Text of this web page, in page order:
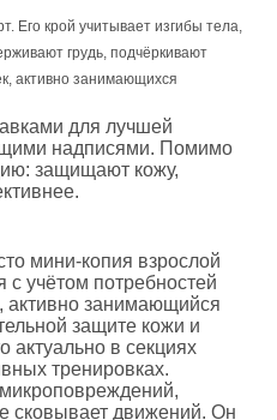
Его крой учитывает изгибы тела,
грудь, подчёркивают
активно занимающихся
для лучшей
надписями. Помимо
защищают кожу,
мини-копия взрослой
учётом потребностей
активно занимающийся
защите кожи и
в секциях
тренировках.
сковывает движений. Он